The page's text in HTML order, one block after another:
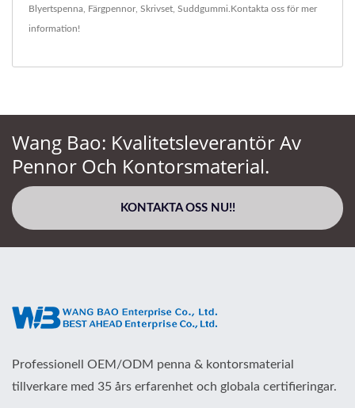
Blyertspenna, Färgpennor, Skrivset, Suddgummi. Kontakta oss för mer
information!
Wang Bao: Kvalitetsleverantör Av
Pennor Och Kontorsmaterial.
KONTAKTA OSS NU!!
Professionell OEM/ODM penna & kontorsmaterial
tillverkare med 35 års erfarenhet och globala certifieringar.